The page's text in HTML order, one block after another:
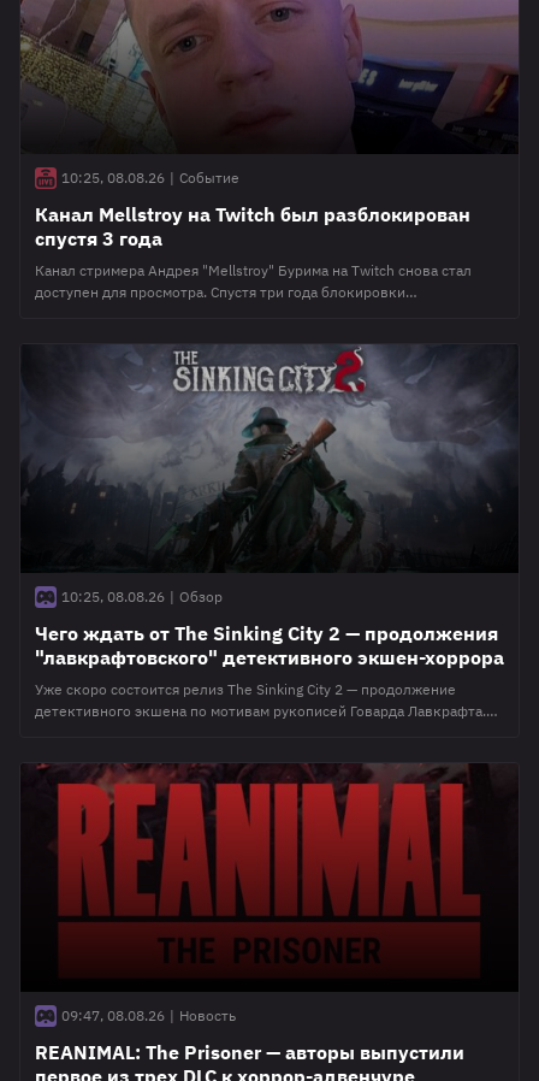
10:25, 08.08.26 | Событие
Канал Mellstroy на Twitch был разблокирован
спустя 3 года
Канал стримера Андрея "Mellstroy" Бурима на Twitch снова стал
доступен для просмотра. Спустя три года блокировки
нарушений правил сервиса. Несмотря на снятие бана, Бурим не
сможет проводить трансляции на платформе — два его других
аккаунта по-прежнему заблокированы. По правилам
10:25, 08.08.26 | Обзор
Чего ждать от The Sinking City 2 — продолжения
"лавкрафтовского" детективного экшен-хоррора
Уже скоро состоится релиз The Sinking City 2 — продолжение
детективного экшена по мотивам рукописей Говарда Лавкрафта.
количеством связи с первой частью. Чего стоит ждать геймерам,
готовым бросить вызов "лавкрафтовскому" ужасу — рассказываем
в этом материале. 🐙 О чем будет
09:47, 08.08.26 | Новость
REANIMAL: The Prisoner — авторы выпустили